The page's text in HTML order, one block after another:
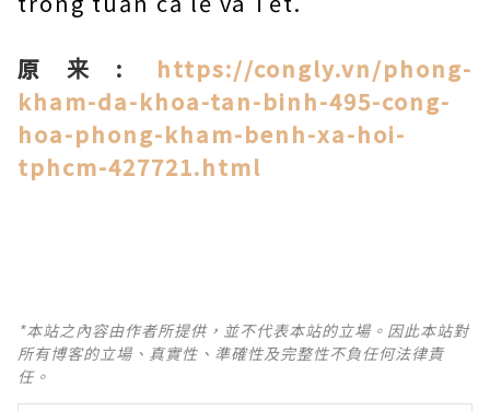
原来: https://congly.vn/phong-
kham-da-khoa-tan-binh-495-cong-
hoa-phong-kham-benh-xa-hoi-
tphcm-427721.html
*本站之內容由作者所提供，並不代表本站的立場。因此本站對
所有博客的立場、真實性、準確性及完整性不負任何法律責
任。